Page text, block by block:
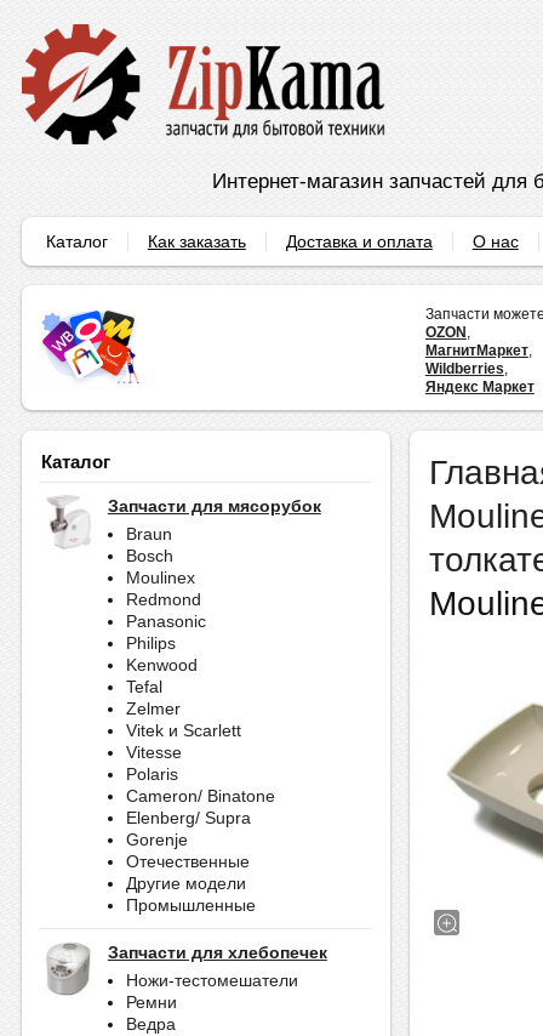
Интернет-магазин запчастей для
Каталог Как заказать Доставка и оплата О нас
Запчасти
OZON ,
МагнитМаркет,
Wildberries,
Яндекс Маркет
Каталог
Запчасти для мясорубок
Braun
Bosch
Moulinex
Redmond
Panasonic
Philips
Kenwood
Tefal
Zelmer
Vitek и Scarlett
Vitesse
Polaris
Cameron/ Binatone
Elenberg/ Supra
Gorenje
Отечественные
Другие модели
Промышленные
Запчасти для хлебопечек
Ножи-тестомешатели
Ремни
Ведра